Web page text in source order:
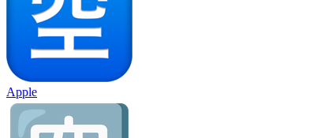
Apple